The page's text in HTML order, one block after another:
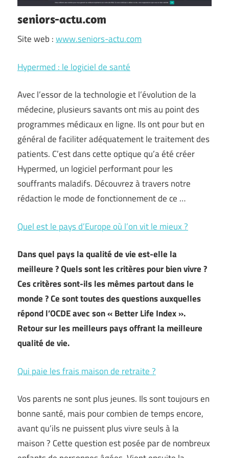
seniors-actu.com
Site web :www.seniors-actu.com
Hypermed : le logiciel de santé
Avec l’essor de la technologie et l’évolution de la
médecine, plusieurs savants ont mis au point des
programmes médicaux en ligne. Ils ont pour but en
général de faciliter adéquatement le traitement des
patients. C’est dans cette optique qu’a été créer
Hypermed, un logiciel performant pour les
souffrants maladifs. Découvrez à travers notre
rédaction le mode de fonctionnement de ce …
Quel est le pays d’Europe où l’on vit le mieux ?
Dans quel pays la qualité de vie est-elle la
meilleure ? Quels sont les critères pour bien vivre ?
Ces critères sont-ils les mêmes partout dans le
monde ? Ce sont toutes des questions auxquelles
répond l’OCDE avec son « Better Life Index ».
Retour sur les meilleurs pays offrant la meilleure
qualité de vie.
Qui paie les frais maison de retraite ?
Vos parents ne sont plus jeunes. Ils sont toujours en
bonne santé, mais pour combien de temps encore,
avant qu’ils ne puissent plus vivre seuls à la
maison ? Cette question est posée par de nombreux